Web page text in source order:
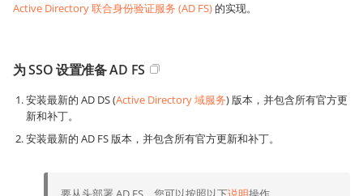
Active Directory 联合身份验证服务 (AD FS) 的实现。
为 SSO 设置准备 AD FS
安装最新的 AD DS (Active Directory 域服务) 版本，并包含所有官方更
新和补丁。
安装最新的 AD FS 版本，并包含所有官方更新和补丁。